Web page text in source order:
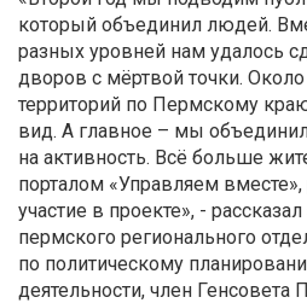
который объединил людей.
разных уровней нам удалось
дворов с мёртвой точки.
территорий по Пермскому
вид. А главное – мы
на активность. Всё больше
порталом «Управляем вместе»,
участие в проекте», -
пермского регионального
по политическому
деятельности, член Генсовета